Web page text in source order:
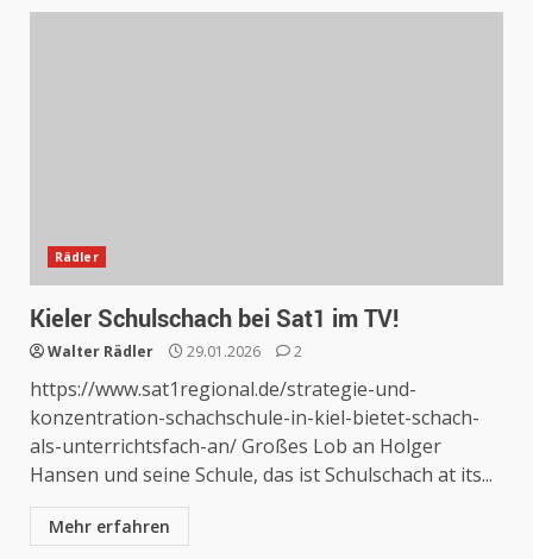
Rädler
Kieler Schulschach bei Sat1 im TV!
Walter Rädler 29.01.2026 2
https://www.sat1regional.de/strategie-und-
konzentration-schachschule-in-kiel-bietet-schach-
als-unterrichtsfach-an/ Großes Lob an Holger
Hansen und seine Schule, das ist Schulschach at its...
Mehr erfahren